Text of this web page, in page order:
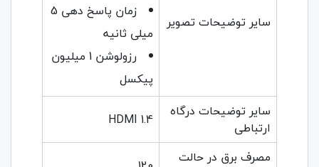
سایر توضیحات تصویر
زمان پاسخ دهی 5
میلی ثانیه
رزولوشن 1 میلیون
پیکسل
سایر توضیحات درگاه
ارتباطی
HDMI 1.4
مصرف برق در حالت